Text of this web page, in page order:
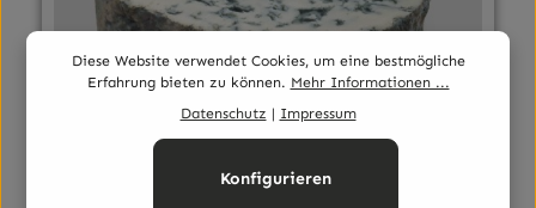
Diese Website verwendet Cookies, um eine bestmögliche
Erfahrung bieten zu können. Mehr Informationen ...
Datenschutz | Impressum
Konfigurieren